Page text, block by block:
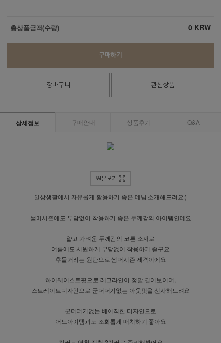
총상품금액(수량) 0 KRW
구매하기
장바구니 관심상품
상세정보 구매안내 상품후기 Q&A
원본보기
일상생활에서 자유롭게 활용하기 좋은 데님 소개해드려요:)
썸머시즌에도 부담없이 착용하기 좋은 두께감의 아이템인데요
얇고 가벼운 두께감의 코튼 소재로
여름에도 시원하게 부담없이 착용하기 좋구요
후들거리는 원단으로 썸머시즌 제격이에요
하이웨이스트핏으로 레그라인이 정말 길어보이며,
스트레이트디자인으로 군더더기없는 아웃핏을 선사해드려요
군더더기없는 베이직한 디자인으로
어느아이템과도 조화롭게 매치하기 좋아요